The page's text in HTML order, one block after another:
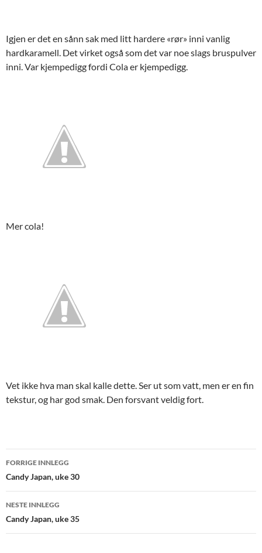
Igjen er det en sånn sak med litt hardere «rør» inni vanlig
hardkaramell. Det virket også som det var noe slags bruspulver
inni. Var kjempedigg fordi Cola er kjempedigg.
Mer cola!
Vet ikke hva man skal kalle dette. Ser ut som vatt, men er en fin
tekstur, og har god smak. Den forsvant veldig fort.
Innleggsnavigasjon
FORRIGE INNLEGG
Candy Japan, uke 30
NESTE INNLEGG
Candy Japan, uke 35